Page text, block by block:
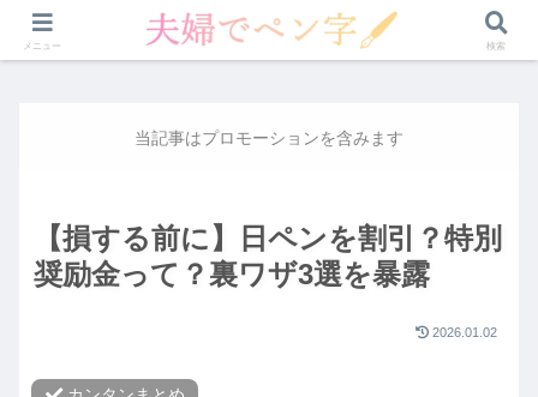
講座比較 日ペン ユーキャン ペン字した結果
当記事はプロモーションを含みます
【損する前に】日ペンを割引？特別
奨励金って？裏ワザ3選を暴露
2026.01.02
メニュー 検索